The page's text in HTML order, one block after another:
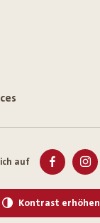
auf
Kontrast erhöhen